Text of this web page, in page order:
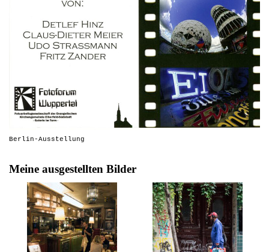
Berlin-Ausstellung
Meine ausgestellten Bilder